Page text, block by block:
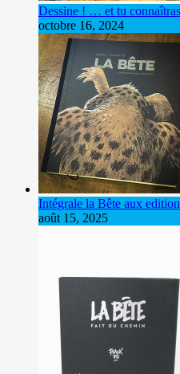
Dessine ! … et tu
octobre 16, 2024
Intégrale la Bête aux
août 15, 2025